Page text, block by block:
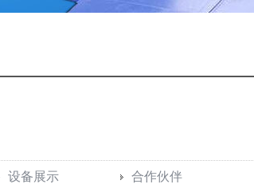
设备展示 合作伙伴